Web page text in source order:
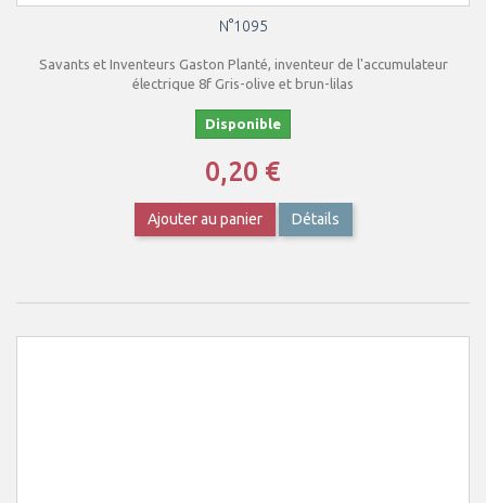
N°1095
Savants et Inventeurs Gaston Planté, inventeur de l'accumulateur
électrique 8f Gris-olive et brun-lilas
Disponible
0,20 €
Ajouter au panier Détails